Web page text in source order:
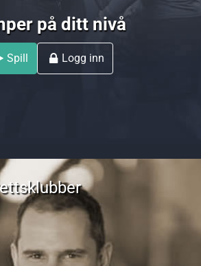
på ditt nivå
Spill Logg inn